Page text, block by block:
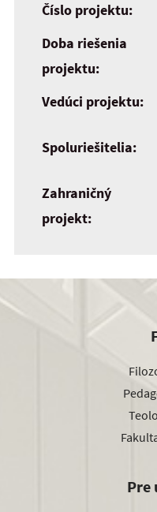
Číslo projektu:
Doba riešenia
projektu:
Vedúci projektu:
Spoluriešitelia:
Zahraničný
projekt:
Pre